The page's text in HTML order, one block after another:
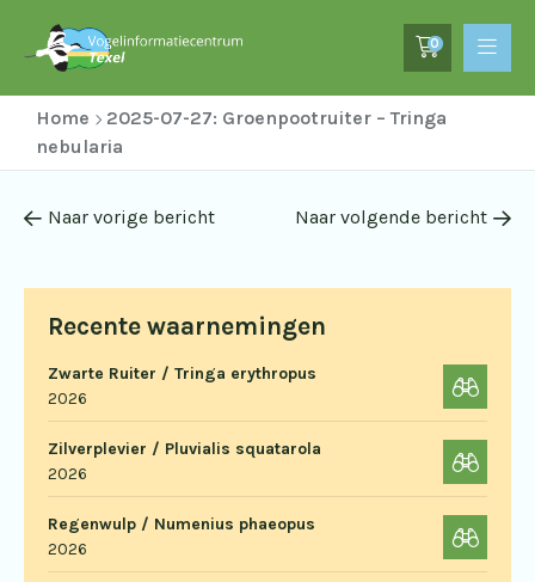
0
Home
2025-07-27: Groenpootruiter – Tringa
nebularia
Recente waarnemingen
Zwarte Ruiter / Tringa erythropus
2026
Zilverplevier / Pluvialis squatarola
2026
Regenwulp / Numenius phaeopus
2026
Naar vorige bericht Naar volgende bericht